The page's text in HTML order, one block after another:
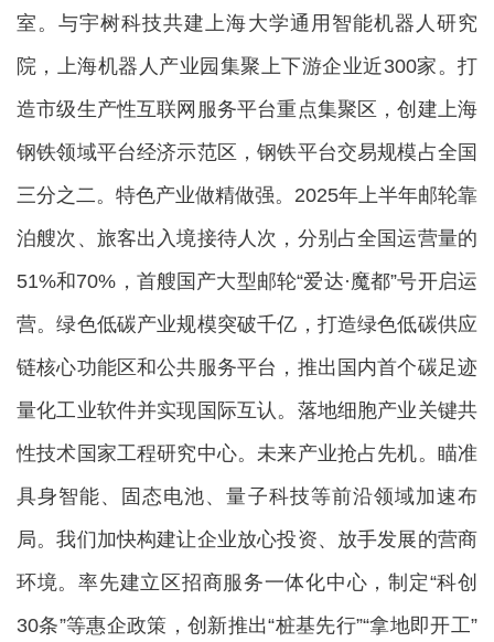
室。与宇树科技共建上海大学通用智能机器人研究
院，上海机器人产业园集聚上下游企业近300家。打
造市级生产性互联网服务平台重点集聚区，创建上海
钢铁领域平台经济示范区，钢铁平台交易规模占全国
三分之二。特色产业做精做强。2025年上半年邮轮靠
泊艘次、旅客出入境接待人次，分别占全国运营量的
51%和70%，首艘国产大型邮轮“爱达·魔都”号开启运
营。绿色低碳产业规模突破千亿，打造绿色低碳供应
链核心功能区和公共服务平台，推出国内首个碳足迹
量化工业软件并实现国际互认。落地细胞产业关键共
性技术国家工程研究中心。未来产业抢占先机。瞄准
具身智能、固态电池、量子科技等前沿领域加速布
局。我们加快构建让企业放心投资、放手发展的营商
环境。率先建立区招商服务一体化中心，制定“科创
30条”等惠企政策，创新推出“桩基先行”“拿地即开工”